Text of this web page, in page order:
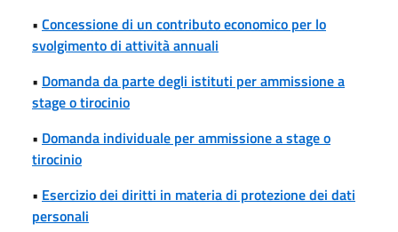
• Concessione di un contributo economico per lo
svolgimento di attività annuali
• Domanda da parte degli istituti per ammissione a
stage o tirocinio
• Domanda individuale per ammissione a stage o
tirocinio
• Esercizio dei diritti in materia di protezione dei dati
personali